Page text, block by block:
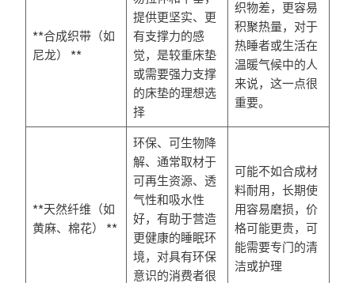
**合成织带（如
尼龙） **
提供更坚实、更
有支撑力的感
觉，是较重床垫
或需要强力支撑
的床垫的理想选
择
织物差，更容易
积聚热量，对于
热睡者或生活在
温暖气候中的人
来说，这一点很
重要。
**天然纤维（如
黄麻、棉花） **
环保、可生物降
解、通常取材于
可再生资源、透
气性和吸水性
好，有助于营造
更健康的睡眠环
境，对具有环保
意识的消费者很
可能不如合成材
料耐用，长期使
用容易磨损，价
格可能更贵，可
能需要专门的清
洁或护理